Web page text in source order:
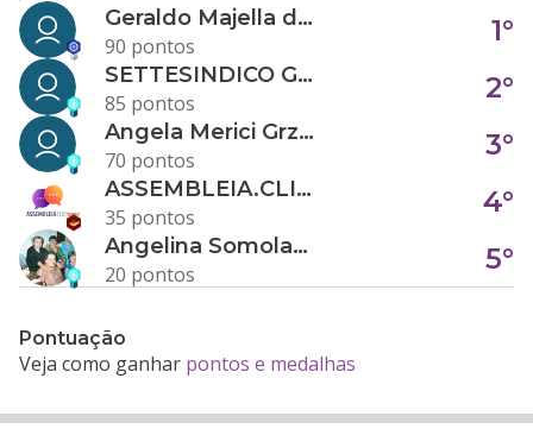
Geraldo Majella da Silva
90 pontos
1°
SETTESINDICO GOVERNANÇA CONDOMINIAL
85 pontos
2°
Angela Merici Grzybowski
70 pontos
3°
ASSEMBLEIA.CLICK
35 pontos
4°
Angelina Somolanji R. Oliveira
20 pontos
5°
Pontuação
Veja como ganhar pontos e medalhas